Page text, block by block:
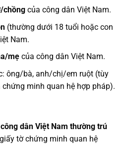
chồngcủa công dân Việt Nam.
(thường dưới 18 tuổi hoặc con
Nam.
mẹcủa công dân Việt Nam.
ông/bà, anh/chị/em ruột (tùy
minh quan hệ hợp pháp).
công dân Việt Nam thường trú
tờ chứng minh quan hệ